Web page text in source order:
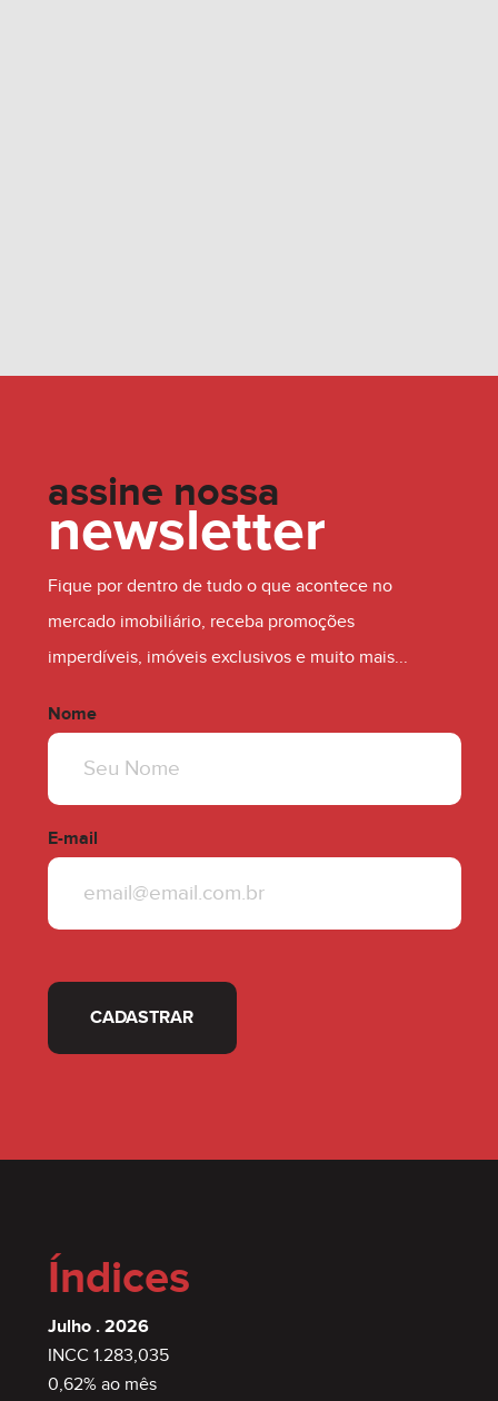
assine nossa
newsletter
Fique por dentro de tudo o que acontece no
mercado imobiliário, receba promoções
imperdíveis, imóveis exclusivos e muito mais...
Nome
E-mail
CADASTRAR
Índices
Julho . 2026
INCC 1.283,035
0,62% ao mês